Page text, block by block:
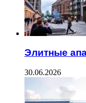
Элитные
30.06.2026